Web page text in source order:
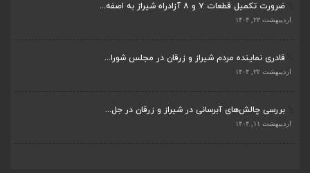
ضرورت تکمیل قطعات ۷ و ۸ آزادراه شیراز به اصفه...
اردیبهشت ۲۳, ۱۴۰۴
قادری نماینده مردم شیراز و زرقان در مجلس شورا...
اردیبهشت ۲۲, ۱۴۰۴
بررسی چالش‌های آبرسانی در شیراز و زرقان در جل...
اردیبهشت ۱۱, ۱۴۰۴
جلسه اعضای شورای بخش مرکزی شیراز با دفتر دکتر...
پیگیری دکتر قادری و سایر نمایندگان شیراز ارتق...
ضرورت تکمیل قطعات ۷ و ۸ آزادراه شیراز به اصفه...